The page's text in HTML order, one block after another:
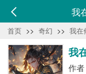
我
首页 >> 奇幻 >> 我在
我
作者